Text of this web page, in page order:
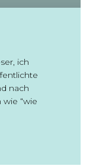
ich
nach
“wie